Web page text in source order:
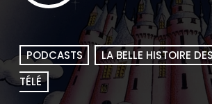
PODCASTS
LA BELLE HISTOIRE
TÉLÉ